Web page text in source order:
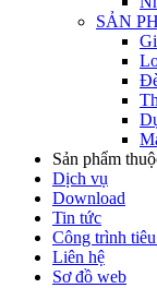
SẢN
Sản phẩm
Dịch vụ
Download
Tin tức
Công trình
Liên hệ
Sơ đồ web